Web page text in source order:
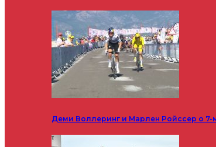
Деми Воллеринг и Марлен Ройссер о 7-